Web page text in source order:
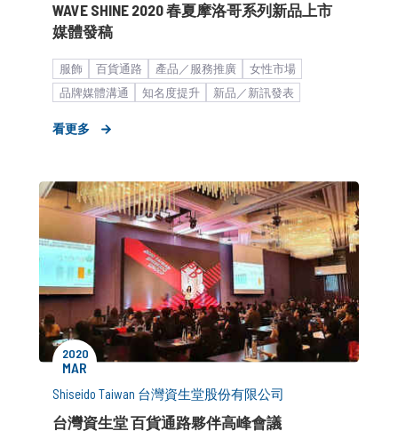
WAVE SHINE 2020 春夏摩洛哥系列新品上市
媒體發稿
服飾 百貨通路 產品／服務推廣
女性市場
品牌媒體溝通
知名度提升
新品／新訊發表
看更多
2020
MAR
Shiseido Taiwan 台灣資生堂股份有限公司
台灣資生堂 百貨通路夥伴高峰會議